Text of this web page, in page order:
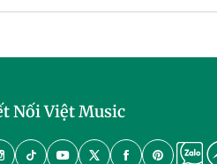
Nối Việt Music